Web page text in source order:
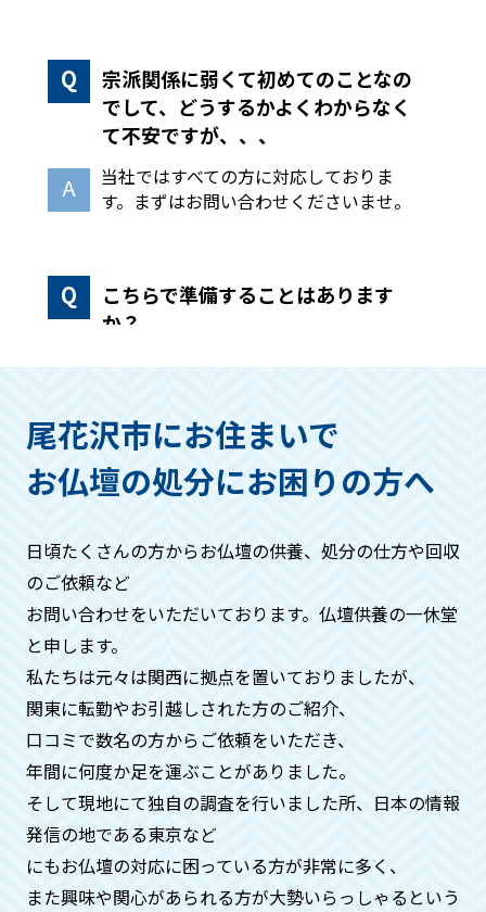
宗派関係に弱くて初めてのことなの
でして、どうするかよくわからなく
て不安ですが、、、
当社ではすべての方に対応しておりま
す。まずはお問い合わせくださいませ。
こちらで準備することはあります
か？
手続きや回収作業などはこちらで全て行
ただき、回収する仏具などは箱などにお
入れください。
基本的には・お問い合わせ→見積もり→
ご希望日時にお伺い、回収→お支払い→
供養→処分→供養証明証発行。といった
流れになります。
周りの方に知られたくないのです
が、、、
ご安心ください。搬出時には中身がわか
らないよう梱包などをいたしますので、
周りの方に知られることはございませ
ん。
尾花沢市にお住まいで
お仏壇の処分にお困りの方へ
日頃たくさんの方からお仏壇の供養、処分の仕方や回収
のご依頼など
お問い合わせをいただいております。仏壇供養の一休堂
と申します。
私たちは元々は関⻄に拠点を置いておりましたが、
関東に転勤やお引越しされた方のご紹介、
口コミで数名の方からご依頼をいただき、
年間に何度か⾜を運ぶことがありました。
そして現地にて独自の調査を⾏いました所、日本の情報
発信の地である東京など
にもお仏壇の対応に困っている方が非常に多く、
また興味や関心があられる方が大勢いらっしゃるという